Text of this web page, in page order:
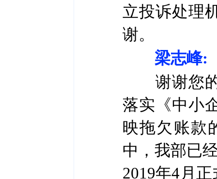
立投诉处理
谢。
梁志峰:
谢谢您的
落实《中小
映拖欠账款
中，我部已
2019年4月